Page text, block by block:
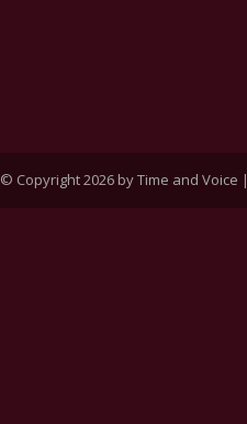
© Copyright 2026 by Time and Voice |